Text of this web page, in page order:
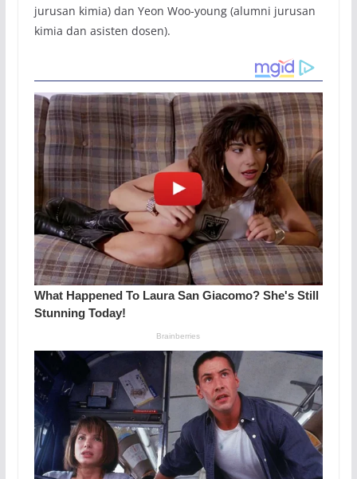
jurusan kimia) dan Yeon Woo-young (alumni jurusan
kimia dan asisten dosen).